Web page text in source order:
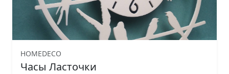
HOMEDECO
Часы Ласточки